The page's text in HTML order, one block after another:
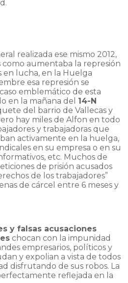
realizada ese mismo 2012,
como aumentaba la represión
en lucha, en la Huelga
esa represión se
emblemático de esta
en la mañana del 14-N
del barrio de Vallecas y
hay miles de Alfon en todo
y trabajadoras que
activamente en la huelga,
en su empresa o en su
etc. Muchos de
de prisión acusados
de los trabajadores”
de cárcel entre 6 meses y
y falsas acusaciones
chocan con la impunidad
empresarios, políticos y
y expolian a vista de todos
disfrutando de sus robos. La
reflejada en la